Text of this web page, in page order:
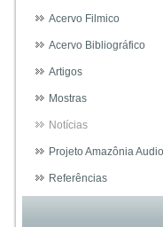
Acervo Filmico
Acervo Bibliográfico
Artigos
Mostras
Notícias
Projeto Amazônia
Referências